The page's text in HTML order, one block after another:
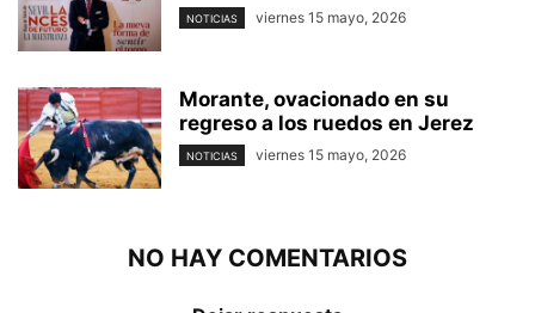
NOTICIAS viernes 15 mayo, 2026
Morante, ovacionado en su
regreso a los ruedos en Jerez
NOTICIAS viernes 15 mayo, 2026
NO HAY COMENTARIOS